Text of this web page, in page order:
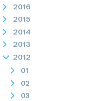
2016
2015
2014
2013
2012
01
02
03